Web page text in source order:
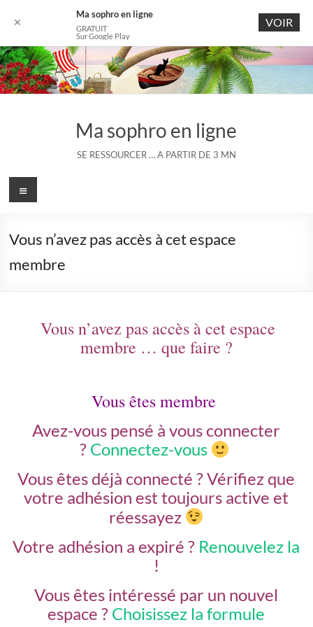
Aller
au
contenu
Ma sophro en ligne
SE RESSOURCER … A PARTIR DE 3 MN
Menu
Vous n’avez pas accès à cet espace
membre
Vous n’avez pas accès à cet espace
membre … que faire ?
Vous êtes membre
Avez-vous pensé à vous connecter
? Connectez-vous
Vous êtes déjà connecté ?Vérifiez que
votre adhésion est toujours active et
réessayez
Votre adhésion a expiré ? Renouvelez la
!
Vous êtes intéressé par un nouvel
espace ? Choisissez la formule
✕
Ma sophro en ligne
GRATUIT
Sur Google Play
VOIR